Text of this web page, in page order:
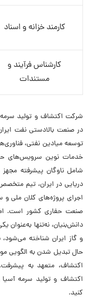
کارمند خزانه و اسناد
کارشناس فرآیند و
مستندات
شرکت اکتشاف و تولید
در صنعت بالادستی نفت
توسعه میادین نفتی،
خدمات نوین سرویس‌های
شامل ناوگان پیشرفته
دریایی در ایران، تیم
اجرای پروژه‌های کلان ملی و
صنعت حفاری کشور است.
دانش‌بنیان، نه‌تنها به‌عنوان
و گاز ایران شناخته می‌شود،
حال تبدیل شدن به الگویی
اکتشاف، متعهد به
اکتشاف و تولید سرمه
کنید.